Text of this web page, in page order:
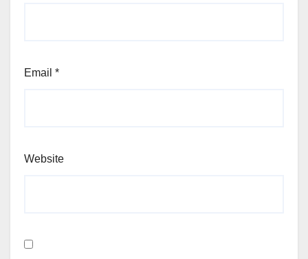
Email *
Website